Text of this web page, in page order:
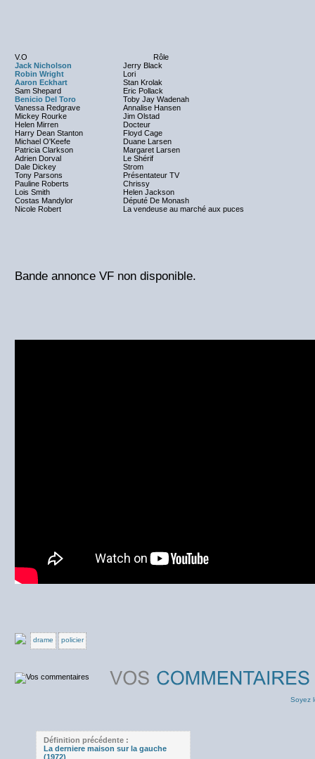
V.O
Rôle
Jack Nicholson
Jerry Black
Robin Wright
Lori
Aaron Eckhart
Stan Krolak
Sam Shepard
Eric Pollack
Benicio Del Toro
Toby Jay Wadenah
Vanessa Redgrave
Annalise Hansen
Mickey Rourke
Jim Olstad
Helen Mirren
Docteur
Harry Dean Stanton
Floyd Cage
Michael O'Keefe
Duane Larsen
Patricia Clarkson
Margaret Larsen
Adrien Dorval
Le Shérif
Dale Dickey
Strom
Tony Parsons
Présentateur TV
Pauline Roberts
Chrissy
Lois Smith
Helen Jackson
Costas Mandylor
Député De Monash
Nicole Robert
La vendeuse au marché aux puces
Bande annonce VF non disponible.
drame policier
Soyez
Définition précédente :
La derniere maison sur la gauche
(1972)